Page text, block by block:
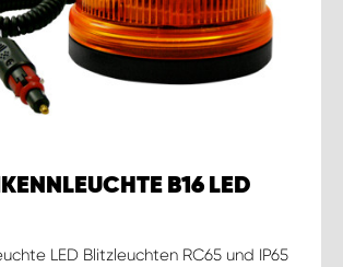
B16 LED
LED Blitzleuchten RC65 und IP65